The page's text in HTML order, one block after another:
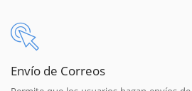
Envío de Correos